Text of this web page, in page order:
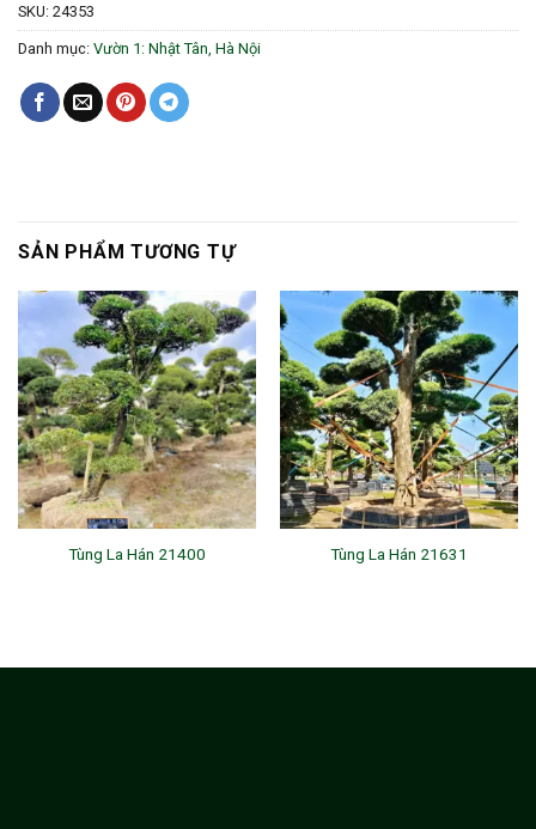
SKU: 24353
Danh mục: Vườn 1: Nhật Tân, Hà Nội
SẢN PHẨM TƯƠNG TỰ
Tùng La Hán 21400 Tùng La Hán 21631